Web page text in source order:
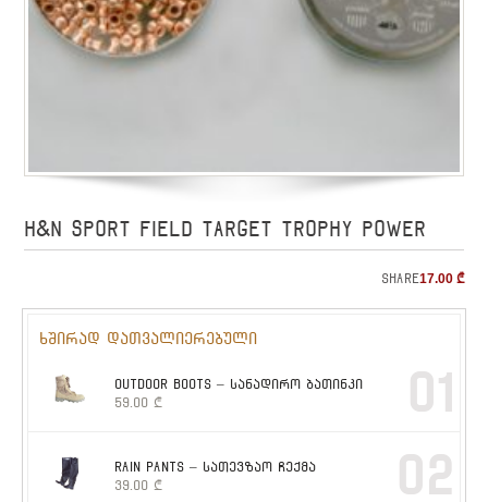
H&N SPORT FIELD TARGET TROPHY POWER
17.00 ₾
Share
ხშირად დათვალიერებული
OUTDOOR BOOTS – სანადირო ბათინკი
59.00 ₾ 01
RAIN PANTS – სათევზაო ჩექმა
39.00 ₾ 02